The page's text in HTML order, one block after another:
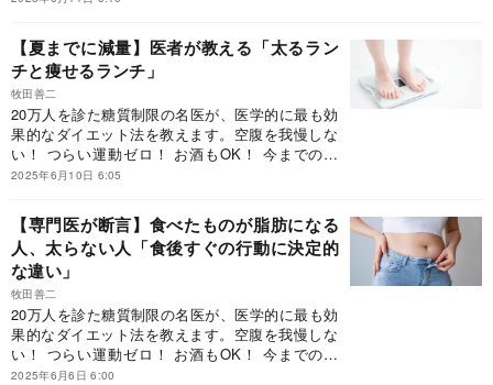
【夏までに減量】医者が教える「太るラン
チと痩せるランチ」
牧田善二
20万人を診た糖質制限の名医が、医学的に最も効
果的なダイエット法を教えます。空腹を我慢しな
い！ つらい運動ゼロ！ お酒もOK！ 今までのダ
イエットの思い込みを覆す、しっかり食べて健康
2025年6月10日 6:05
【専門医が断言】食べたものが脂肪になる
人、太らない人「食後すぐの行動に決定的
な違い」
牧田善二
20万人を診た糖質制限の名医が、医学的に最も効
果的なダイエット法を教えます。空腹を我慢しな
い！ つらい運動ゼロ！ お酒もOK！ 今までのダ
イエットの思い込みを覆す、しっかり食べて健康
2025年6月6日 6:00